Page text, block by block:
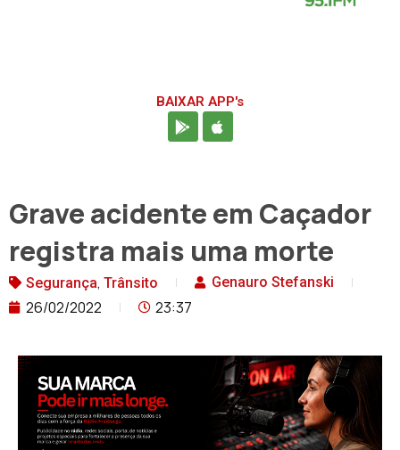
BAIXAR APP's
Grave acidente em Caçador
registra mais uma morte
Segurança, Trânsito Genauro Stefanski
26/02/2022 23:37